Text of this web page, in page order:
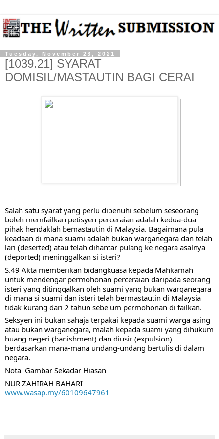
Tuesday, November 23, 2021
[1039.21] SYARAT
DOMISIL/MASTAUTIN BAGI CERAI
Salah satu syarat yang perlu dipenuhi sebelum seseorang
boleh memfailkan petisyen perceraian adalah kedua-dua
pihak hendaklah bemastautin di Malaysia. Bagaimana pula
keadaan di mana suami adalah bukan warganegara dan telah
lari (deserted) atau telah dihantar pulang ke negara asalnya
(deported) meninggalkan si isteri?
S.49 Akta memberikan bidangkuasa kepada Mahkamah
untuk mendengar permohonan perceraian daripada seorang
isteri yang ditinggalkan oleh suami yang bukan warganegara
di mana si suami dan isteri telah bermastautin di Malaysia
tidak kurang dari 2 tahun sebelum permohonan di failkan.
Seksyen ini bukan sahaja terpakai kepada suami warga asing
atau bukan warganegara, malah kepada suami yang dihukum
buang negeri (banishment) dan diusir (expulsion)
berdasarkan mana-mana undang-undang bertulis di dalam
negara.
Nota: Gambar Sekadar Hiasan
NUR ZAHIRAH BAHARI
www.wasap.my/60109647961